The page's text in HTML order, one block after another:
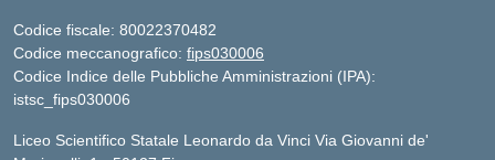
Codice fiscale: 80022370482
Codice meccanografico: fips030006
Codice Indice delle Pubbliche Amministrazioni (IPA):
istsc_fips030006
Liceo Scientifico Statale Leonardo da Vinci Via Giovanni de'